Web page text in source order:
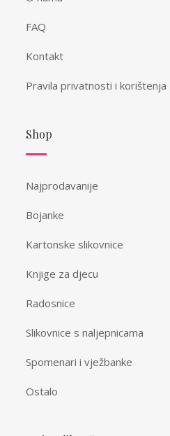
FAQ
Kontakt
Pravila privatnosti i korištenja
Shop
Najprodavanije
Bojanke
Kartonske slikovnice
Knjige za djecu
Radosnice
Slikovnice s naljepnicama
Spomenari i vježbanke
Ostalo